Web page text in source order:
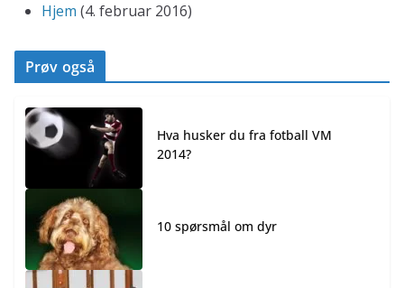
Hjem (4. februar 2016)
Prøv også
Hva husker du fra fotball VM
2014?
10 spørsmål om dyr